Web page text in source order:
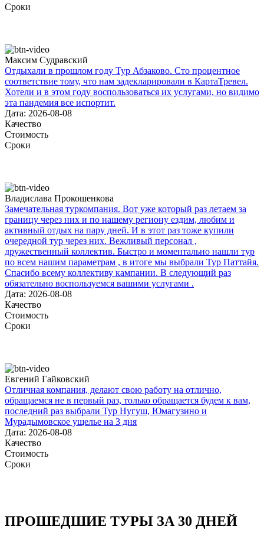
Сроки
Максим Судравский
Отдыхали в прошлом году Тур Абзаково. Сто процентное
соответствие тому, что нам задекларировали в КартаТревел.
Хотели и в этом году воспользоваться их услугами, но видимо
эта пандемия все испортит.
Дата: 2026-08-08
Качество
Стоимость
Сроки
Владислава Прокошенкова
Замечательная туркомпания. Вот уже который раз летаем за
границу через них и по нашему региону ездим, любим и
активный отдых на пару дней. И в этот раз тоже купили
очередной тур через них. Вежливый персонал ,
дружественный коллектив. Быстро и моментально нашли тур
по всем нашим параметрам , в итоге мы выбрали Тур Паттайя.
Спасибо всему коллективу кампании. В следующий раз
обязательно воспользуемся вашими услугами .
Дата: 2026-08-08
Качество
Стоимость
Сроки
Евгений Гайковский
Отличная компания, делают свою работу на отлично,
обращаемся не в первый раз, только обращается будем к вам,
последний раз выбрали Тур Нугуш, Юмагузино и
Мурадымовское ущелье на 3 дня
Дата: 2026-08-08
Качество
Стоимость
Сроки
ПРОШЕДШИЕ ТУРЫ ЗА 30 ДНЕЙ